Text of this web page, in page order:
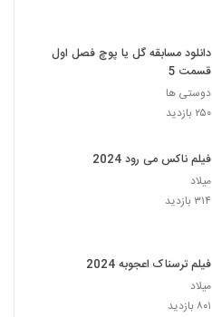
دانلود مسابقه گل یا پوچ فصل اول
قسمت 5
دوستی ها
۲۵۰ بازدید
فیلم ناکس می رود 2024
میلاد
۳۱۴ بازدید
فیلم ترسناک اعجوبه 2024
میلاد
۸۰۱ بازدید